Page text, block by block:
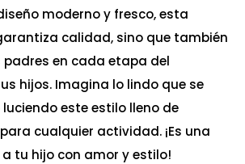
moderno y fresco, esta
calidad, sino que también
en cada etapa del
hijos. Imagina lo lindo que se
este estilo lleno de
cualquier actividad. ¡Es una
tu hijo con amor y estilo!